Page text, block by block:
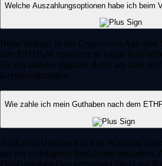
Welche Auszahlungsoptionen habe ich beim
Beim Verkauf in der Crypto.com App sind
Ihre ETHPoW entweder in lokale Fiat-
Sie ein anderes digitales Asset aus über
Kryptowährungen.
Wie zahle ich mein Guthaben nach dem
Nach dem Umtausch in Fiat-Währung
auf ein verknüpftes Bankkonto auszahlen.
Fiat-Guthaben (wo verfügbar) direkt mit